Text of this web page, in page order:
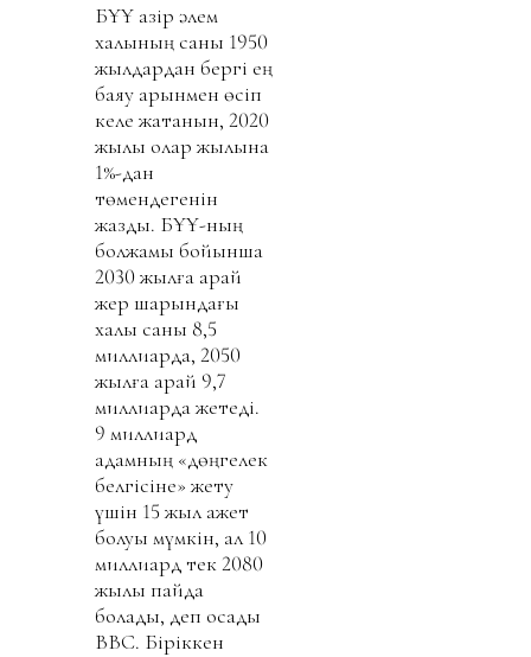
БҰҰ қазір әлем
халқының саны 1950
жылдардан бергі ең
баяу қарқынмен өсіп
келе жатқанын, 2020
жылы олар жылына
1%-дан
төмендегенін
жазды. БҰҰ-ның
болжамы бойынша
2030 жылға қарай
жер шарындағы
халық саны 8,5
миллиардқа, 2050
жылға қарай 9,7
миллиардқа жетеді.
9 миллиард
адамның «дөңгелек
белгісіне» жету
үшін 15 жыл қажет
болуы мүмкін, ал 10
миллиард тек 2080
жылы пайда
болады, деп қосады
ВВС. Біріккен